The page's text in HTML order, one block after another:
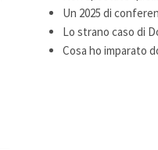
Un 2025 di
Lo strano caso di
Cosa ho imparato